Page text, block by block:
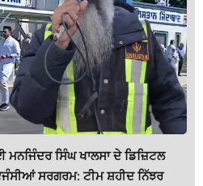
ਸਿੰਘ ਖਾਲਸਾ ਦੇ ਡਿਜ਼ਿਟਲ
ਸਰਗਰਮ: ਟੀਮ ਸ਼ਹੀਦ ਨਿੱਝਰ